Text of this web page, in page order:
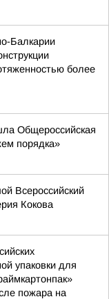
Балкарии
более
Общероссийская
порядка»
Всероссийский
Кокова
упаковки для
пожара на